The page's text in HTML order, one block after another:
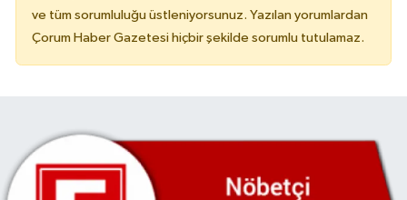
ve tüm sorumluluğu üstleniyorsunuz. Yazılan yorumlardan
Çorum Haber Gazetesi hiçbir şekilde sorumlu tutulamaz.